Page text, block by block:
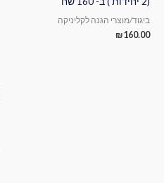
ביגוד/מוצרי הגנה לקליניקה
₪160.00